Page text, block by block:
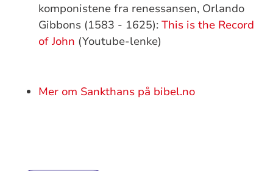
komponistene fra renessansen, Orlando
Gibbons (1583 - 1625):This is the Record
of John (Youtube-lenke)
Mer om Sankthans på bibel.no